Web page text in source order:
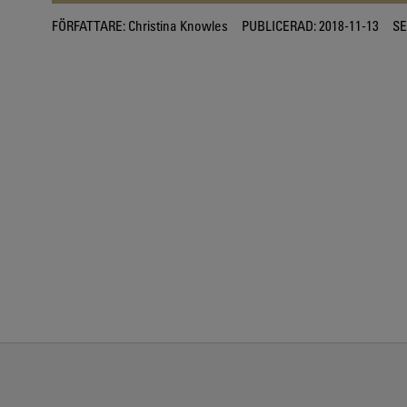
FÖRFATTARE: Christina Knowles PUBLICERAD:2018-11-13